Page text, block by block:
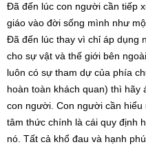
Đã đến lúc con người cần tiếp
giáo vào đời sống mình như
Đã đến lúc thay vì chỉ áp dụng
cho sự vật và thế giới bên
luôn có sự tham dự của phía
hoàn toàn khách quan) thì hãy
con người. Con người cần hiểu
tâm thức chính là cái quy định
nó. Tất cả khổ đau và hạnh